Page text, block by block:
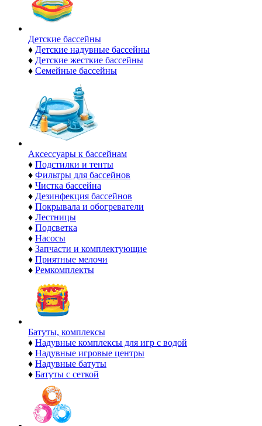
Детские бассейны
♦ Детские надувные бассейны
♦ Детские жесткие бассейны
♦ Семейные бассейны
Аксессуары к бассейнам
♦ Подстилки и тенты
♦ Фильтры для бассейнов
♦ Чистка бассейна
♦ Дезинфекция бассейнов
♦ Покрывала и обогреватели
♦ Лестницы
♦ Подсветка
♦ Насосы
♦ Запчасти и комплектующие
♦ Приятные мелочи
♦ Ремкомплекты
Батуты, комплексы
♦ Надувные комплексы для игр с водой
♦ Надувные игровые центры
♦ Надувные батуты
♦ Батуты с сеткой